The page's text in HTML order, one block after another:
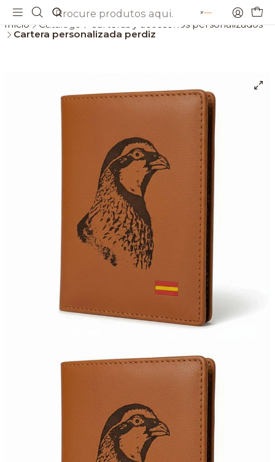
Início Catálogo
Carteras y accesorios personalizados
Cartera personalizada perdiz